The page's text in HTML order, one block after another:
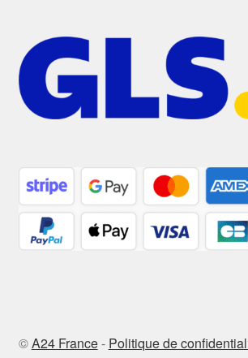
©A24 France- Politique de